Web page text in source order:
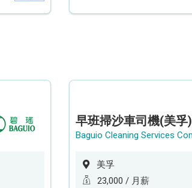
早班掃沙車司機(美孚)
美孚
23,000 / 月薪